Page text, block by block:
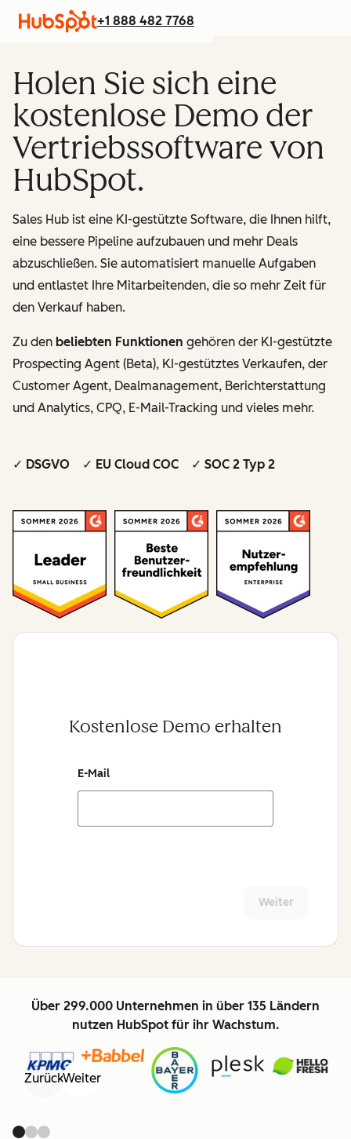
+1 888 482 7768
Holen Sie sich eine
kostenlose Demo der
Vertriebssoftware von
HubSpot.
Sales Hub ist eine KI-gestützte Software, die Ihnen hilft,
eine bessere Pipeline aufzubauen und mehr Deals
abzuschließen. Sie automatisiert manuelle Aufgaben
und entlastet Ihre Mitarbeitenden, die so mehr Zeit für
den Verkauf haben.
Zu den beliebten Funktionen gehören der KI-gestützte
Prospecting Agent (Beta), KI-gestütztes Verkaufen, der
Customer Agent, Dealmanagement, Berichterstattung
und Analytics, CPQ, E-Mail-Tracking und vieles mehr.
✓ DSGVO ✓ EU Cloud COC ✓ SOC 2 Typ 2
Kostenlose Demo erhalten
E-Mail
Weiter
Über 299.000 Unternehmen in über 135 Ländern
nutzen HubSpot für ihr Wachstum.
ZurückWeiter